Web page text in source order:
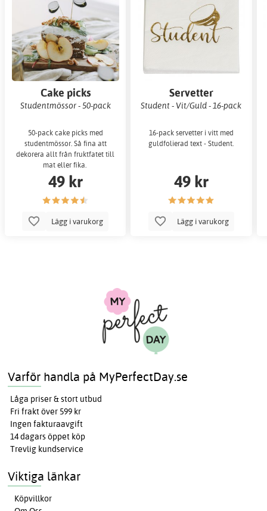
Cake picks
Studentmössor - 50-pack
50-pack cake picks med
studentmössor. Så fina att
dekorera allt från fruktfatet till
mat eller fika.
49 kr
Lägg i varukorg
Servetter
Student - Vit/Guld - 16-pack
16-pack servetter i vitt med
guldfolierad text - Student.
49 kr
Lägg i varukorg
Varför handla på MyPerfectDay.se
Låga priser & stort utbud
Fri frakt över 599 kr
Ingen fakturaavgift
14 dagars öppet köp
Trevlig kundservice
Viktiga länkar
Köpvillkor